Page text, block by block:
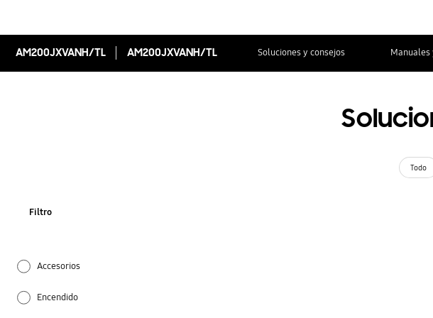
AM200JXVANH/TL AM200JXVANH/TL Soluciones y consejos Manuales
Todo
Filtro
Accesorios
Encendido